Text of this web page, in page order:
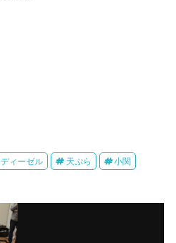
ディーゼル 天ぷら 小関